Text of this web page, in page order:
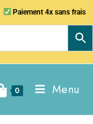
Paiement 4x sans frais
0 Menu